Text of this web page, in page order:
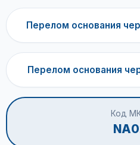
Перелом основания
Перелом основания
Код